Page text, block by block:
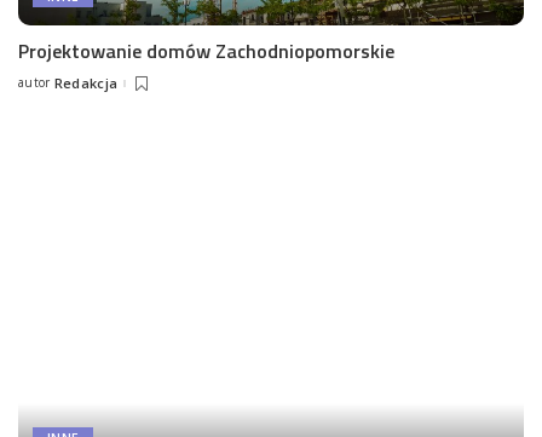
Projektowanie domów Zachodniopomorskie
Posted
autor Redakcja